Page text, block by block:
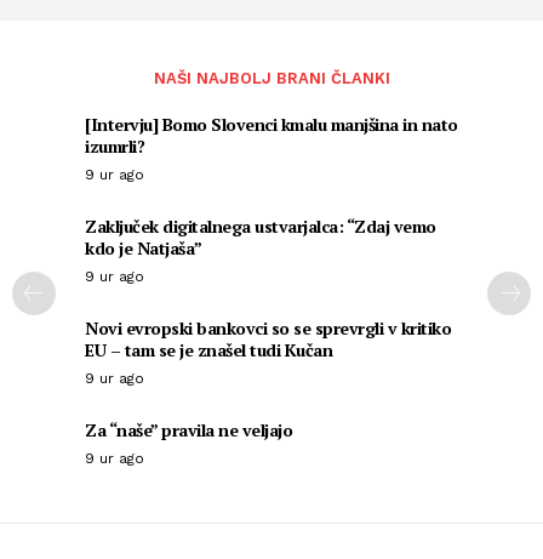
NAŠI NAJBOLJ BRANI ČLANKI
[Intervju] Bomo Slovenci kmalu manjšina in nato
izumrli?
9 ur ago
Zaključek digitalnega ustvarjalca: “Zdaj vemo
kdo je Natjaša”
9 ur ago
Novi evropski bankovci so se sprevrgli v kritiko
EU – tam se je znašel tudi Kučan
9 ur ago
Za “naše” pravila ne veljajo
9 ur ago